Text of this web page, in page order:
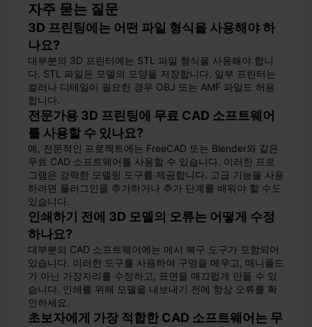
자주 묻는 질문
3D 프린팅에는 어떤 파일 형식을 사용해야 하
나요?
대부분의 3D 프린터에는 STL 파일 형식을 사용해야 합니
다. STL 파일은 모델의 모양을 저장합니다. 일부 프린터는
컬러나 디테일이 필요한 경우 OBJ 또는 AMF 파일도 허용
합니다.
전문가용 3D 프린팅에 무료 CAD 소프트웨어
를 사용할 수 있나요?
예, 전문적인 프로젝트에는 FreeCAD 또는 Blender와 같은
무료 CAD 소프트웨어를 사용할 수 있습니다. 이러한 프로
그램은 강력한 모델링 도구를 제공합니다. 고급 기능을 사용
하려면 플러그인을 추가하거나 추가 단계를 배워야 할 수도
있습니다.
인쇄하기 전에 3D 모델의 오류는 어떻게 수정
하나요?
대부분의 CAD 소프트웨어에는 메시 복구 도구가 포함되어
있습니다. 이러한 도구를 사용하여 구멍을 메우고, 매니폴드
가 아닌 가장자리를 수정하고, 표면을 매끄럽게 만들 수 있
습니다. 인쇄를 위해 모델을 내보내기 전에 항상 오류를 확
인하세요.
초보자에게 가장 적합한 CAD 소프트웨어는 무